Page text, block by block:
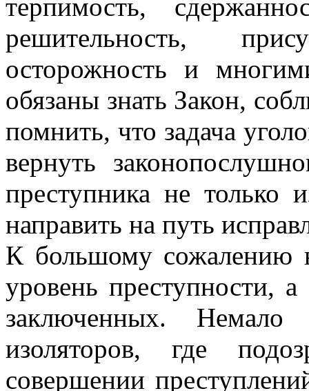
терпимость,
решительность,
осторожность и
обязаны знать Закон,
помнить, что задача
вернуть
преступника не только
направить на путь
К большому сожалению
уровень преступности,
заключенных.
изоляторов, где
совершении